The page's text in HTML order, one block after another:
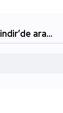
indir’de ara…